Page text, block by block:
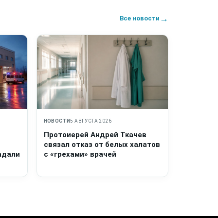
Все новости →
НОВОСТИ5 АВГУСТА 2026
Протоиерей Андрей Ткачев
связал отказ от белых халатов
с «грехами» врачей